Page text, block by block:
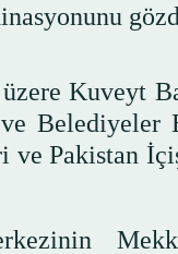
Kuveyt
Belediyeler
ve Pakistan